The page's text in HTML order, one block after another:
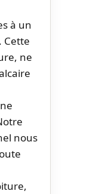
à un
Cette
ne
nous